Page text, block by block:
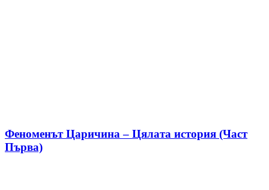
Феноменът Царичина – Цялата история (Част
Първа)